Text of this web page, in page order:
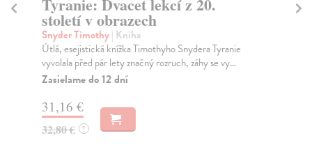
století v obrazech
Snyder Timothy| Kniha
Útlá, esejistická knížka Timothyho Snydera Tyranie
vyvolala před pár lety značný rozruch, záhy se vy...
Zasielame do 12 dní
31,16 €
32,80 € ?